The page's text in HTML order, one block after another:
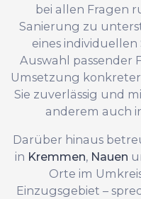
bei allen Fragen
Sanierung zu
eines
Auswahl passender
Umsetzung
Sie zuverlässig und
anderem auch
Darüber hinaus
in Kremmen, Nauen
Orte im
Einzugsgebiet –